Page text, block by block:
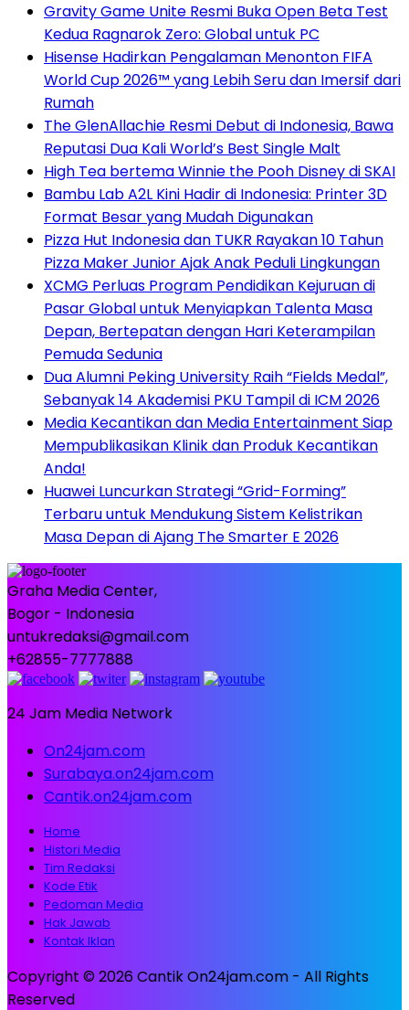
Gravity Game Unite Resmi Buka Open Beta Test
Kedua Ragnarok Zero: Global untuk PC
Hisense Hadirkan Pengalaman Menonton FIFA
World Cup 2026™ yang Lebih Seru dan Imersif dari
Rumah
The GlenAllachie Resmi Debut di Indonesia, Bawa
Reputasi Dua Kali World’s Best Single Malt
High Tea bertema Winnie the Pooh Disney di SKAI
Bambu Lab A2L Kini Hadir di Indonesia: Printer 3D
Format Besar yang Mudah Digunakan
Pizza Hut Indonesia dan TUKR Rayakan 10 Tahun
Pizza Maker Junior Ajak Anak Peduli Lingkungan
XCMG Perluas Program Pendidikan Kejuruan di
Pasar Global untuk Menyiapkan Talenta Masa
Depan, Bertepatan dengan Hari Keterampilan
Pemuda Sedunia
Dua Alumni Peking University Raih “Fields Medal”,
Sebanyak 14 Akademisi PKU Tampil di ICM 2026
Media Kecantikan dan Media Entertainment Siap
Mempublikasikan Klinik dan Produk Kecantikan
Anda!
Huawei Luncurkan Strategi “Grid-Forming”
Terbaru untuk Mendukung Sistem Kelistrikan
Masa Depan di Ajang The Smarter E 2026
Graha Media Center,
Bogor - Indonesia
untukredaksi@gmail.com
+62855-7777888
24 Jam Media Network
On24jam.com
Surabaya.on24jam.com
Cantik.on24jam.com
Home
Histori Media
Tim Redaksi
Kode Etik
Pedoman Media
Hak Jawab
Kontak Iklan
Copyright © 2026 Cantik On24jam.com - All Rights
Reserved